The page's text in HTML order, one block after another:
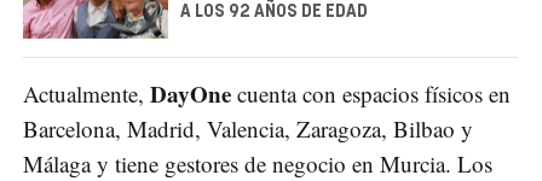
A LOS 92 AÑOS DE EDAD
Actualmente, DayOne cuenta con espacios físicos en
Barcelona, Madrid, Valencia, Zaragoza, Bilbao y
Málaga y tiene gestores de negocio en Murcia. Los